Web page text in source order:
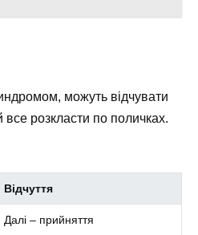
можуть відчувати
все розкласти по поличках.
Відчуття
Далі – прийняття